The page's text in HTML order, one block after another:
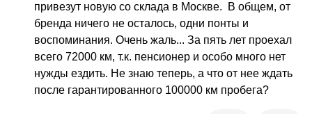
привезут новую со склада в Москве.  В общем, от
бренда ничего не осталось, одни понты и
воспоминания. Очень жаль... За пять лет проехал
всего 72000 км, т.к. пенсионер и особо много нет
нужды ездить. Не знаю теперь, а что от нее ждать
после гарантированного 100000 км пробега?